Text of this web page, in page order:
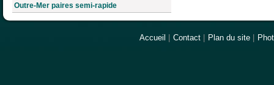
Outre-Mer paires semi-rapide
Accueil Contact Plan du site